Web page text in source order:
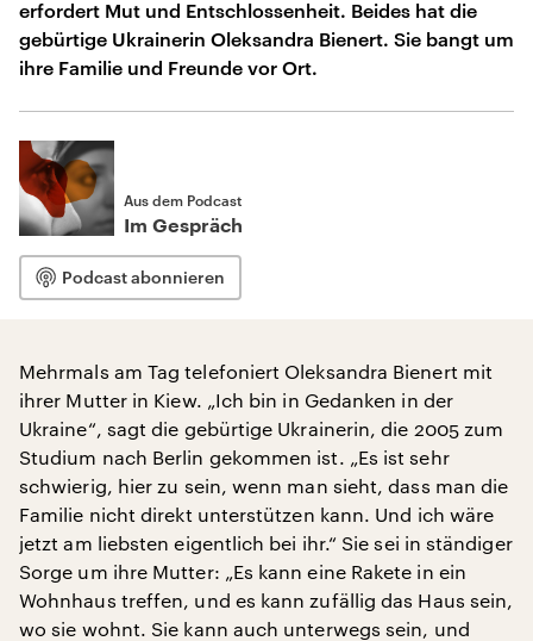
erfordert Mut und Entschlossenheit. Beides hat die
gebürtige Ukrainerin Oleksandra Bienert. Sie bangt um
ihre Familie und Freunde vor Ort.
Aus dem Podcast
Im Gespräch
Podcast abonnieren
Mehrmals am Tag telefoniert Oleksandra Bienert mit
ihrer Mutter in Kiew. „Ich bin in Gedanken in der
Ukraine“, sagt die gebürtige Ukrainerin, die 2005 zum
Studium nach Berlin gekommen ist. „Es ist sehr
schwierig, hier zu sein, wenn man sieht, dass man die
Familie nicht direkt unterstützen kann. Und ich wäre
jetzt am liebsten eigentlich bei ihr.“ Sie sei in ständiger
Sorge um ihre Mutter: „Es kann eine Rakete in ein
Wohnhaus treffen, und es kann zufällig das Haus sein,
wo sie wohnt. Sie kann auch unterwegs sein, und